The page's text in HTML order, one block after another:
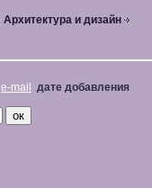
Архитектура и дизайн
e-mail дате добавления